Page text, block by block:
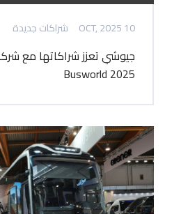
10 OCT, 2025 شراكات جديدة
Busworld 2025